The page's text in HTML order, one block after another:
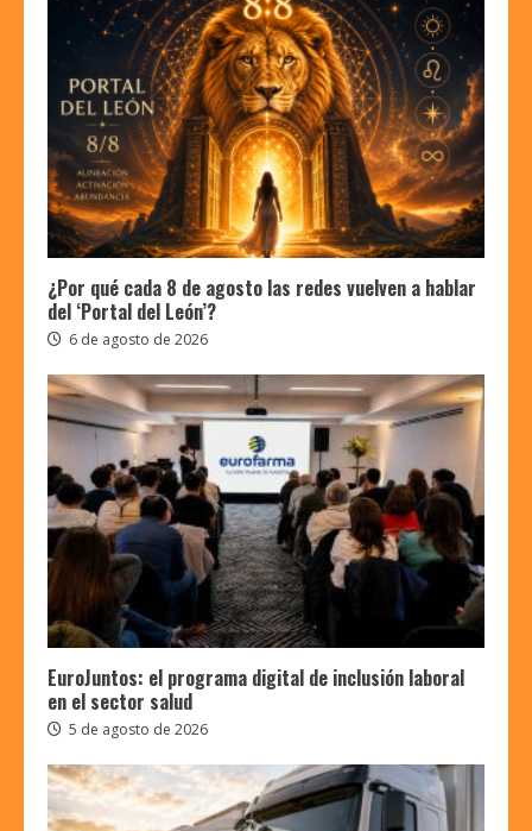
¿Por qué cada 8 de agosto las redes vuelven a hablar
del ‘Portal del León’?
6 de agosto de 2026
EuroJuntos: el programa digital de inclusión laboral
en el sector salud
5 de agosto de 2026